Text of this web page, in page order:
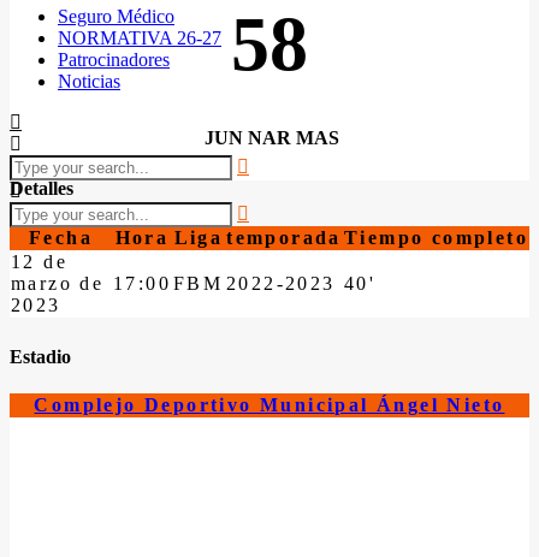
Seguro Médico
NORMATIVA 26-27
Patrocinadores
Noticias
58
JUN NAR MAS
Detalles
Fecha Hora Liga temporada Tiempo completo
12 de
marzo de
2023
17:00 FBM 2022-2023 40'
Estadio
Complejo Deportivo Municipal Ángel Nieto